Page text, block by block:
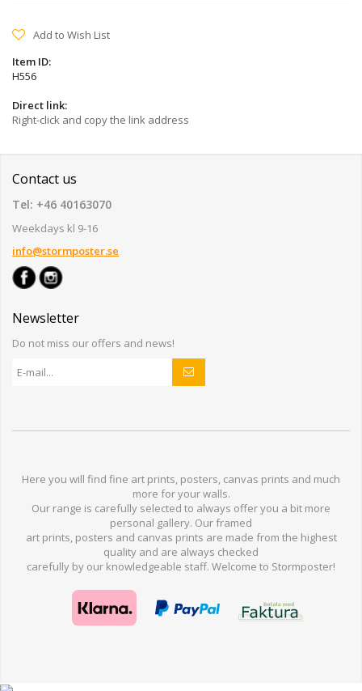
Add to Wish List
Item ID:
H556
Direct link:
Right-click and copy the link address
Contact us
Tel: +46 40163070
Weekdays kl 9-16
info@stormposter.se
Newsletter
Do not miss our offers and news!
Here you will find fine art prints, posters, canvas prints and much
more foryour walls.
Our range is carefully selected to always offer you a bit more
personal gallery. Ourframed
art prints, posters and canvas prints are made from the highest
quality and are always checked
carefully by our knowledgeable staff. Welcome to Stormposter!